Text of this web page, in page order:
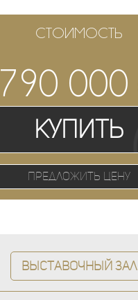
СТОИМОСТЬ
790 000
Купить
Предложить цену
Выставочный зал